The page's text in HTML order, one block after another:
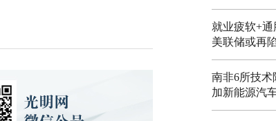
就业疲软+
美联储或再
南非6所技术
加新能源汽